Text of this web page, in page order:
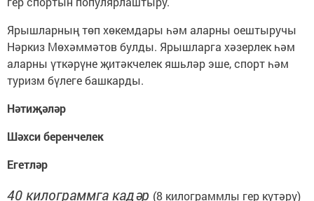
Ярышларның төп хөкемдары һәм аларны оештыручы
Нәркиз Мөхәммәтов булды. Ярышларга хәзерлек һәм
аларны үткәрүне җитәкчелек яшьләр эше, спорт һәм
туризм бүлеге башкарды.
Нәтиҗәләр
Шәхси беренчелек
Егетләр
40 килограммга кадәр (8 килограммлы гер күтәрү)